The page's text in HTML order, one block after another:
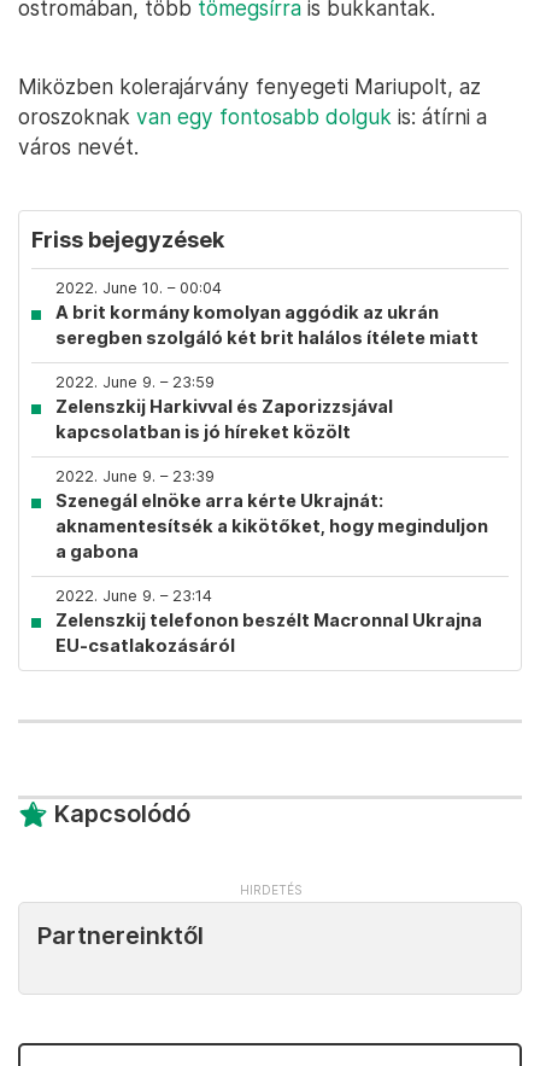
ostromában, több tömegsírra is bukkantak.
Miközben kolerajárvány fenyegeti Mariupolt, az
oroszoknak van egy fontosabb dolguk is: átírni a
város nevét.
Friss bejegyzések
2022. June 10. – 00:04
A brit kormány komolyan aggódik az ukrán
seregben szolgáló két brit halálos ítélete miatt
2022. June 9. – 23:59
Zelenszkij Harkivval és Zaporizzsjával
kapcsolatban is jó híreket közölt
2022. June 9. – 23:39
Szenegál elnöke arra kérte Ukrajnát:
aknamentesítsék a kikötőket, hogy meginduljon
a gabona
2022. June 9. – 23:14
Zelenszkij telefonon beszélt Macronnal Ukrajna
EU-csatlakozásáról
Kapcsolódó
Partnereinktől